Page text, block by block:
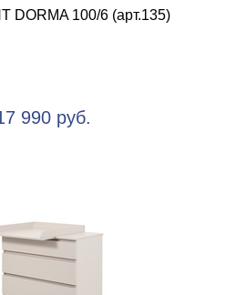
DORMA 100/6 (арт.135)
990 руб.